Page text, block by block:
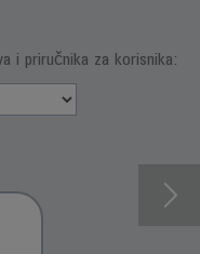
i priručnika za korisnika: